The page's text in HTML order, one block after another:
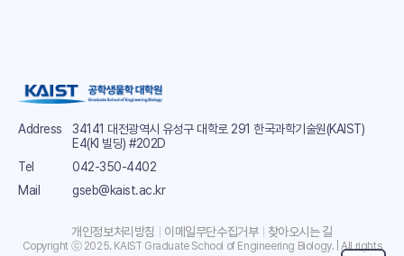
Address
34141 대전광역시 유성구 대학로 291 한국과학기술원(KAIST)
E4(KI 빌딩) #202D
Tel
042-350-4402
Mail
gseb@kaist.ac.kr
Copyright ⓒ 2025. KAIST Graduate School of Engineering Biology. | All rights
개인정보처리방침 이메일무단수집거부 찾아오시는 길